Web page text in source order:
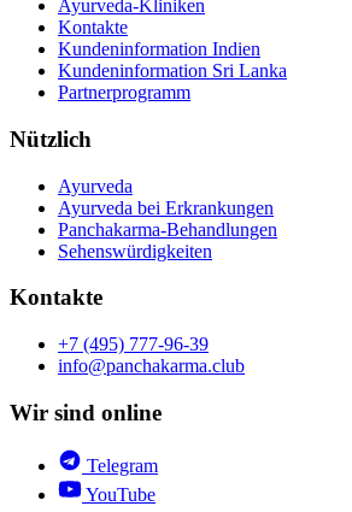
Ayurveda-Kliniken
Kontakte
Kundeninformation Indien
Kundeninformation Sri Lanka
Partnerprogramm
Nützlich
Ayurveda
Ayurveda bei Erkrankungen
Panchakarma-Behandlungen
Sehenswürdigkeiten
Kontakte
+7 (495) 777-96-39
info@panchakarma.club
Wir sind online
Telegram
YouTube